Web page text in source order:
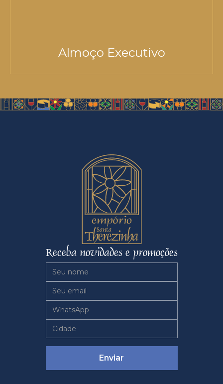
Almoço Executivo
Receba novidades e promoções